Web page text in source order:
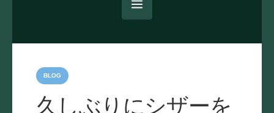
カ
テ
ゴ
ー
BLOG
久しぶりにシザーを